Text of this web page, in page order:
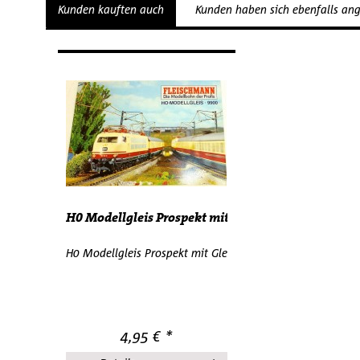
Kunden kauften auch Kunden haben sich ebenfalls
H0 Modellgleis Prospekt mit Gleisplänen...
H0 Modellgleis Prospekt mit Gleisplänen Fleischmann
4,95 € *